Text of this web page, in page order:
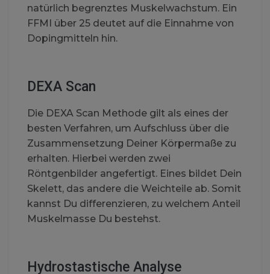
natürlich begrenztes Muskelwachstum. Ein
FFMI über 25 deutet auf die Einnahme von
Dopingmitteln hin.
DEXA Scan
Die DEXA Scan Methode gilt als eines der
besten Verfahren, um Aufschluss über die
Zusammensetzung Deiner Körpermaße zu
erhalten. Hierbei werden zwei
Röntgenbilder angefertigt. Eines bildet Dein
Skelett, das andere die Weichteile ab. Somit
kannst Du differenzieren, zu welchem Anteil
Muskelmasse Du bestehst.
Hydrostastische Analyse